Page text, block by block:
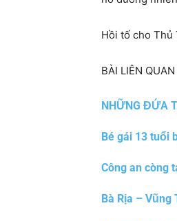
Hồi tố cho Thủ
BÀI LIÊN QUAN
NHỮNG ĐỨA
Bé gái 13 tuổi
Công an còng
Bà Rịa –